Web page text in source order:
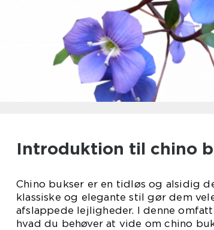
Introduktion til chino
Chino bukser er en tidløs og alsidig
klassiske og elegante stil gør dem
afslappede lejligheder. I denne
hvad du behøver at vide om chino